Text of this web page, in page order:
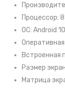
Процессор:
ОС: Android 10
Встроенная
Размер
Матрица